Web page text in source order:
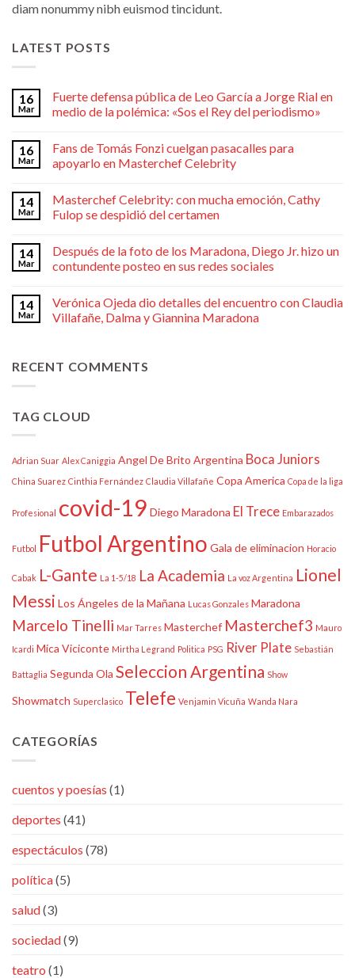
diam nonummy nibh euismod tincidunt.
LATEST POSTS
16
Mar
Fuerte defensa pública de Leo García a Jorge Rial en
medio de la polémica: «Sos el Rey del periodismo»
16
Mar
Fans de Tomás Fonzi cuelgan pasacalles para
apoyarlo en Masterchef Celebrity
14
Mar
Masterchef Celebrity: con mucha emoción, Cathy
Fulop se despidió del certamen
14
Mar
Después de la foto de los Maradona, Diego Jr. hizo un
contundente posteo en sus redes sociales
14
Mar
Verónica Ojeda dio detalles del encuentro con Claudia
Villafañe, Dalma y Giannina Maradona
RECENT COMMENTS
TAG CLOUD
Adrian Suar Alex Caniggia Angel De Brito Argentina Boca Juniors
China Suarez Cinthia Fernández Claudia Villafañe Copa America Copa de la liga
Profesional covid-19 Diego Maradona El Trece Embarazados
Futbol Futbol Argentino Gala de eliminacion Horacio
Cabak L-Gante La 1-5/18 La Academia La voz Argentina Lionel
Messi Los Ángeles de la Mañana Lucas Gonzales Maradona
Marcelo Tinelli Mar Tarres Masterchef Masterchef3 Mauro
Icardi Mica Viciconte Mirtha Legrand Politica PSG River Plate Sebastián
Battaglia Segunda Ola Seleccion Argentina Show
Showmatch Superclasico Telefe Venjamin Vicuña Wanda Nara
CATEGORÍAS
cuentos y poesías (1)
deportes (41)
espectáculos (78)
política(5)
salud(3)
sociedad(9)
teatro (1)